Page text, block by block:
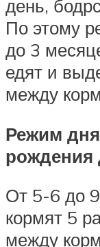
день,
По этому
до 3
едят и
между
Режим дня
рождения
От 5-6 до
кормят 5
между